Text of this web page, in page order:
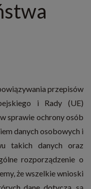
przepisów
i Rady (UE)
sprawie ochrony osób
danych osobowych i
takich danych oraz
rozporządzenie o
że wszelkie wnioski